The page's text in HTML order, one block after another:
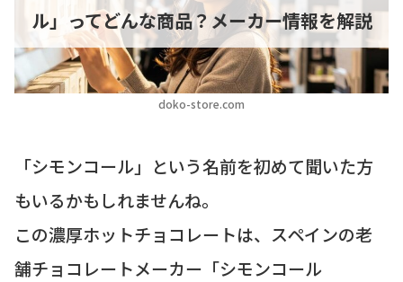
doko-store.com
ル」ってどんな商品？メーカー情報を解説
「シモンコール」という名前を初めて聞いた方
もいるかもしれませんね。
この濃厚ホットチョコレートは、スペインの老
舗チョコレートメーカー「シモンコール